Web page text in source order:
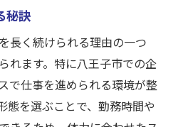
秘訣
長く続けられる理由の一つ
れます。特に八王子市での企
で仕事を進められる環境が整
態を選ぶことで、勤務時間や